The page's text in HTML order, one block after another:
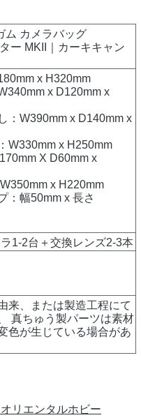
ム カメラバッグ
ー MKII｜カーキキャン
x H320mm
x D120mm x
：W390mm x D140mm x
W330mm x H250mm
X D60mm x
x H220mm
：幅50mm x 長さ
1-2台＋交換レンズ2-3本
来、または製造工程にて
真ちゅう製パーツは素材
色が生じている場合があ
リエンタルホビー